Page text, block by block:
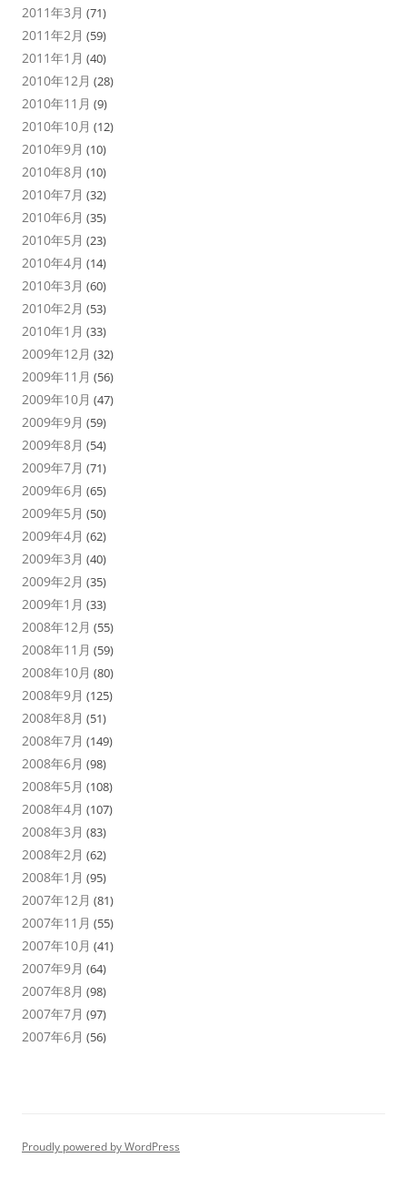
2011年3月 (71)
2011年2月 (59)
2011年1月 (40)
2010年12月 (28)
2010年11月 (9)
2010年10月 (12)
2010年9月 (10)
2010年8月 (10)
2010年7月 (32)
2010年6月 (35)
2010年5月 (23)
2010年4月 (14)
2010年3月 (60)
2010年2月 (53)
2010年1月 (33)
2009年12月 (32)
2009年11月 (56)
2009年10月 (47)
2009年9月 (59)
2009年8月 (54)
2009年7月 (71)
2009年6月 (65)
2009年5月 (50)
2009年4月 (62)
2009年3月 (40)
2009年2月 (35)
2009年1月 (33)
2008年12月 (55)
2008年11月 (59)
2008年10月 (80)
2008年9月 (125)
2008年8月 (51)
2008年7月 (149)
2008年6月 (98)
2008年5月 (108)
2008年4月 (107)
2008年3月 (83)
2008年2月 (62)
2008年1月 (95)
2007年12月 (81)
2007年11月 (55)
2007年10月 (41)
2007年9月 (64)
2007年8月 (98)
2007年7月 (97)
2007年6月 (56)
Proudly powered by WordPress